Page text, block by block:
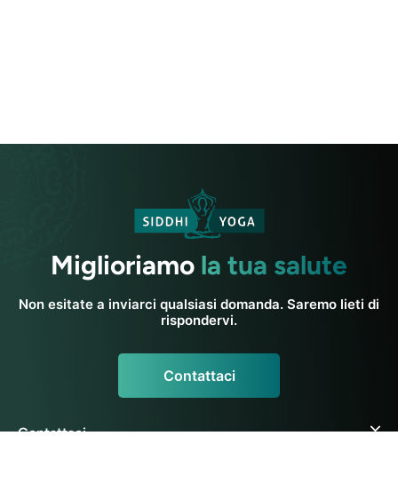
Miglioriamo la tua salute
Non esitate a inviarci qualsiasi domanda. Saremo lieti di
rispondervi.
Contattaci
Contattaci